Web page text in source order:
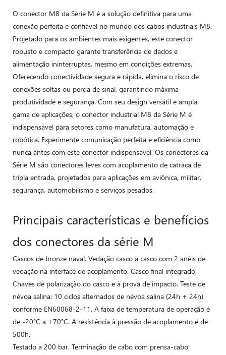
O conector M8 da Série M é a solução definitiva para uma
conexão perfeita e confiável no mundo dos cabos industriais M8.
Projetado para os ambientes mais exigentes, este conector
robusto e compacto garante transferência de dados e
alimentação ininterruptas, mesmo em condições extremas.
Oferecendo conectividade segura e rápida, elimina o risco de
conexões soltas ou perda de sinal, garantindo máxima
produtividade e segurança. Com seu design versátil e ampla
gama de aplicações, o conector industrial M8 da Série M é
indispensável para setores como manufatura, automação e
robótica. Experimente comunicação perfeita e eficiência como
nunca antes com este conector indispensável. Os conectores da
Série M são conectores leves com acoplamento de catraca de
tripla entrada, projetados para aplicações em aviônica, militar,
segurança, automobilismo e serviços pesados.
Principais características e benefícios
dos conectores da série M
Cascos de bronze naval. Vedação casco a casco com 2 anéis de
vedação na interface de acoplamento. Casco final integrado.
Chaves de polarização do casco e à prova de impacto. Teste de
névoa salina: 10 ciclos alternados de névoa salina (24h + 24h)
conforme EN60068-2-11. A faixa de temperatura de operação é
de -20°C a +70°C. A resistência à pressão de acoplamento é de
500h.
Testado a 200 bar. Terminação de cabo com prensa-cabo: